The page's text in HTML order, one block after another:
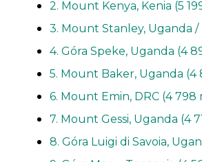
2. Mount Kenya, Kenia (5
3. Mount Stanley, Uganda /
4. Góra Speke, Uganda (4
5. Mount Baker, Uganda (4
6. Mount Emin, DRC (4 798
7. Mount Gessi, Uganda (4
8. Góra Luigi di Savoia,